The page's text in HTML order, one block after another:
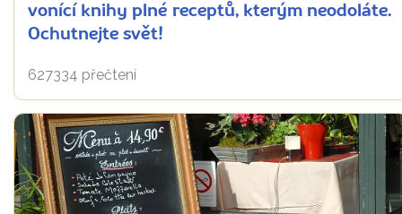
vonící knihy plné receptů, kterým neodoláte.
Ochutnejte svět!
627334 přečtení